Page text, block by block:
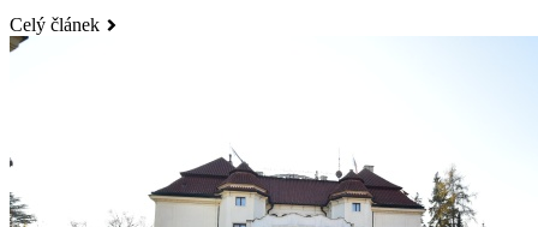
Celý článek